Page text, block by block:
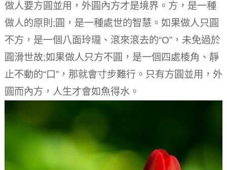
做人要方圓並用，外圓內方才是境界。 方，是一種
做人的原則;圓，是一種處世的智慧。 如果做人只圓
不方，是一個八面玲瓏、滾來滾去的“O”，未免過於
圓滑世故;如果做人只方不圓，是一個四處棱角、靜
止不動的“口”，那就會寸步難行。 只有方圓並用，外
圓而內方，人生才會如魚得水。